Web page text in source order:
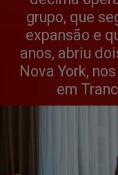
grupo, que
expansão e
anos, abriu
Nova York,
em